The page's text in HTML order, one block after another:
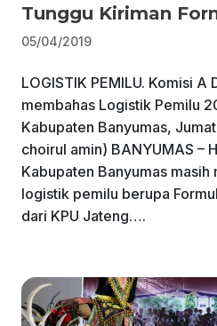
Tunggu Kiriman
05/04/2019
LOGISTIK PEMILU. Komisi A
membahas Logistik Pemilu
Kabupaten Banyumas,
choirul amin) BANYUMAS –
Kabupaten Banyumas masih
logistik pemilu berupa
dari KPU Jateng….